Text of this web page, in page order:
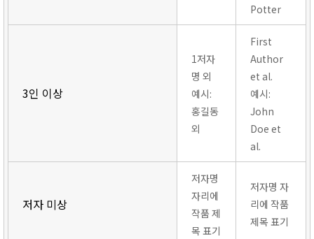
Potter
3인 이상
1저자
명 외
예시:
홍길동
외
First
Author
et al.
예시:
John
Doe et
al.
저자 미상
저자명
자리에
작품 제
목 표기
저자명 자
리에 작품
제목 표기